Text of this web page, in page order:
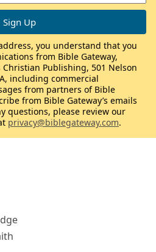
you understand that you
from Bible Gateway,
Publishing, 501 Nelson
including commercial
from partners of Bible
from Bible Gateway’s emails
questions, please review our
privacy@biblegateway.com.